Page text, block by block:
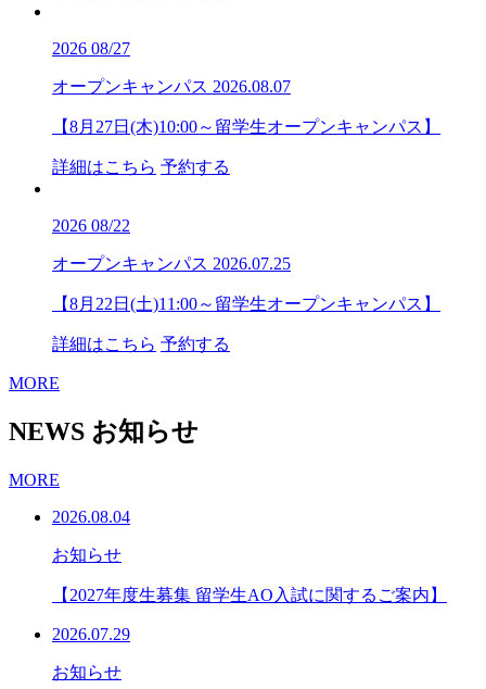
2026 08/27
オープンキャンパス 2026.08.07
【8月27日(木)10:00～留学生オープンキャンパス】
詳細はこちら 予約する
2026 08/22
オープンキャンパス 2026.07.25
【8月22日(土)11:00～留学生オープンキャンパス】
詳細はこちら 予約する
MORE
NEWS お知らせ
MORE
2026.08.04
お知らせ
【2027年度生募集 留学生AO入試に関するご案内】
2026.07.29
お知らせ